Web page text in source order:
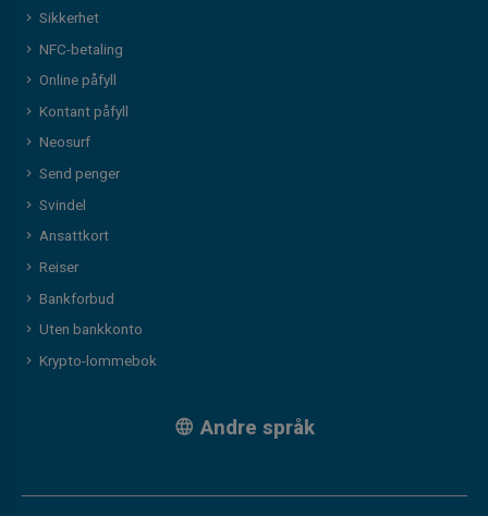
Sikkerhet
NFC-betaling
Online påfyll
Kontant påfyll
Neosurf
Send penger
Svindel
Ansattkort
Reiser
Bankforbud
Uten bankkonto
Krypto-lommebok
Andre språk